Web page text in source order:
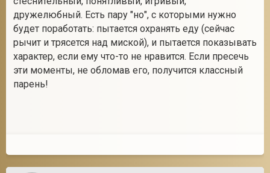
дружелюбный. Есть пару "но", с которыми нужно
будет поработать: пытается охранять еду (сейчас
рычит и трясется над миской), и пытается показывать
характер, если ему что-то не нравится. Если пресечь
эти моменты, не обломав его, получится классный
парень!